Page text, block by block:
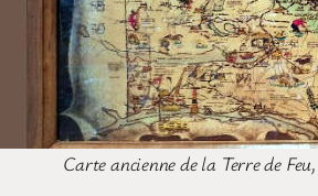
Carte ancienne de la Terre de